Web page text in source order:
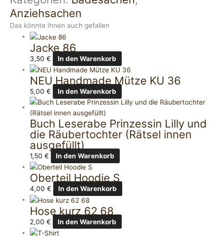
Anziehsachen
Das könnte Ihnen auch gefallen
Jacke 86
3,50€ In den Warenkorb
NEU Handmade Mütze KU 36
5,00€ In den Warenkorb
Buch Leserabe Prinzessin Lilly und
die Räubertochter (Rätsel innen
ausgefüllt)
1,50€ In den Warenkorb
Oberteil Hoodie S
4,00€ In den Warenkorb
Hose kurz 62 68
2,00€ In den Warenkorb